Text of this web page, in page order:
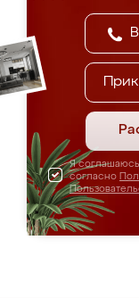
Я
согласно